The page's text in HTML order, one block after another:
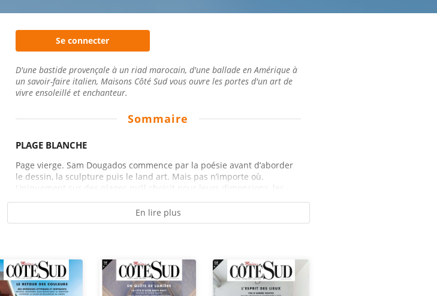
Se connecter
D'une bastide provençale à un riad marocain, d'une ballade en Amérique à
un savoir-faire italien, Maisons Côté Sud vous ouvre les portes d'un art de
vivre ensoleillé et enchanteur.
Sommaire
PLAGE BLANCHE
Page vierge. Sam Dougados commence par la poésie avant d’aborder
le dessin, la sculpture puis le land art. Mais pas n’importe où.
Uniquement sur des plages qu’il choisit pour leurs dimensions, les...
En lire plus